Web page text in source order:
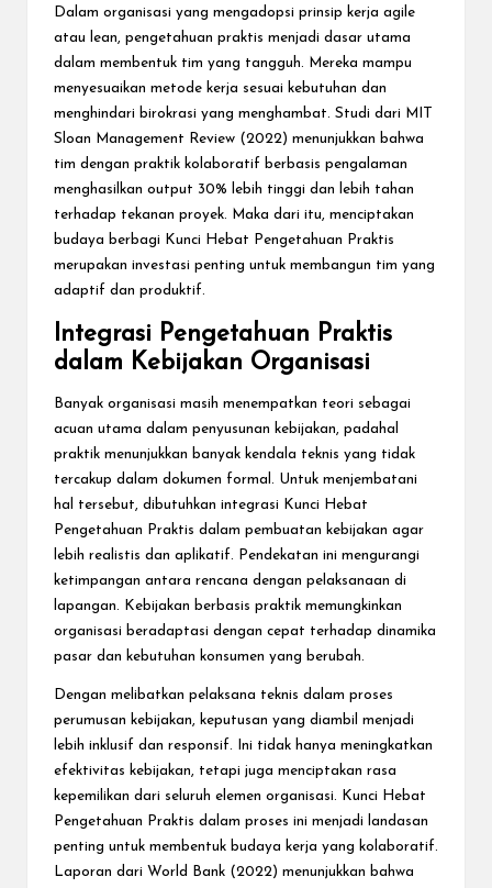
Dalam organisasi yang mengadopsi prinsip kerja agile
atau lean, pengetahuan praktis menjadi dasar utama
dalam membentuk tim yang tangguh. Mereka mampu
menyesuaikan metode kerja sesuai kebutuhan dan
menghindari birokrasi yang menghambat. Studi dari MIT
Sloan Management Review (2022) menunjukkan bahwa
tim dengan praktik kolaboratif berbasis pengalaman
menghasilkan output 30% lebih tinggi dan lebih tahan
terhadap tekanan proyek. Maka dari itu, menciptakan
budaya berbagi Kunci Hebat Pengetahuan Praktis
merupakan investasi penting untuk membangun tim yang
adaptif dan produktif.
Integrasi Pengetahuan Praktis
dalam Kebijakan Organisasi
Banyak organisasi masih menempatkan teori sebagai
acuan utama dalam penyusunan kebijakan, padahal
praktik menunjukkan banyak kendala teknis yang tidak
tercakup dalam dokumen formal. Untuk menjembatani
hal tersebut, dibutuhkan integrasi Kunci Hebat
Pengetahuan Praktis dalam pembuatan kebijakan agar
lebih realistis dan aplikatif. Pendekatan ini mengurangi
ketimpangan antara rencana dengan pelaksanaan di
lapangan. Kebijakan berbasis praktik memungkinkan
organisasi beradaptasi dengan cepat terhadap dinamika
pasar dan kebutuhan konsumen yang berubah.
Dengan melibatkan pelaksana teknis dalam proses
perumusan kebijakan, keputusan yang diambil menjadi
lebih inklusif dan responsif. Ini tidak hanya meningkatkan
efektivitas kebijakan, tetapi juga menciptakan rasa
kepemilikan dari seluruh elemen organisasi. Kunci Hebat
Pengetahuan Praktis dalam proses ini menjadi landasan
penting untuk membentuk budaya kerja yang kolaboratif.
Laporan dari World Bank (2022) menunjukkan bahwa